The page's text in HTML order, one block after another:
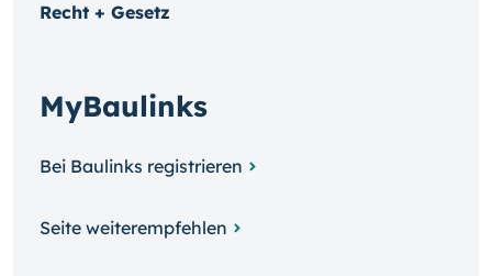
Recht + Gesetz
MyBaulinks
Bei Baulinks registrieren
Seite weiterempfehlen